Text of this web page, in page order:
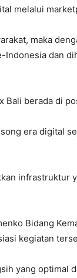
melalui
maka
Indonesia dan
Bali berada di
era digital
infrastruktur
Bidang
kegiatan
yang optimal